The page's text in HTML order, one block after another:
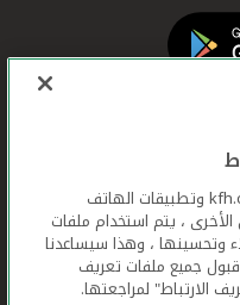
عندما تستخدم ,kfh.com, kfhonline.com وتطبيقات الهاتف
، يتم استخدام ملفات
وتحسينها ، وهذا سيساعدنا
جميع ملفات تعريف
الارتباط" لمراجعتها.